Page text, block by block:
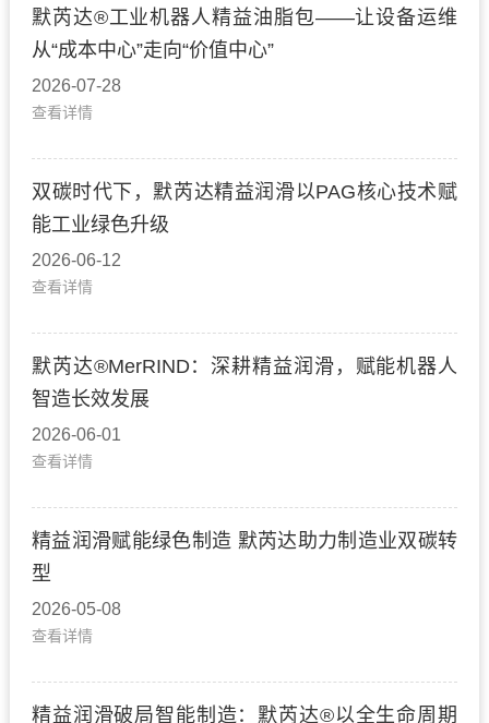
默芮达®工业机器人精益油脂包——让设备运维
从“成本中心”走向“价值中心”
2026-07-28
查看详情
双碳时代下，默芮达精益润滑以PAG核心技术赋
能工业绿色升级
2026-06-12
查看详情
默芮达®MerRIND：深耕精益润滑，赋能机器人
智造长效发展
2026-06-01
查看详情
精益润滑赋能绿色制造 默芮达助力制造业双碳转
型
2026-05-08
查看详情
精益润滑破局智能制造：默芮达®以全生命周期